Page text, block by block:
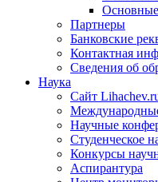
Основные
Партнеры
Банковские
Контактная
Сведения об
Наука
Сайт
Научные
Студенческое
Конкурсы
Аспирантура